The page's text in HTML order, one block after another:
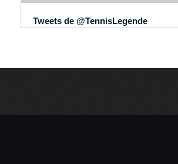
Tweets de @TennisLegende